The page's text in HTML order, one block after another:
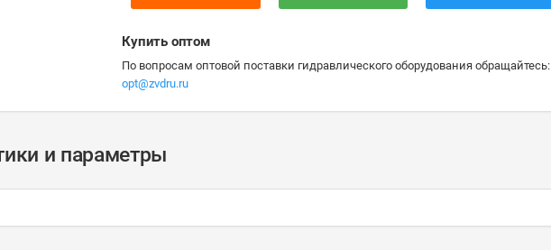
Купить оптом
По вопросам оптовой поставки гидравлического оборудования обращайтесь:
opt@zvdru.ru
и параметры